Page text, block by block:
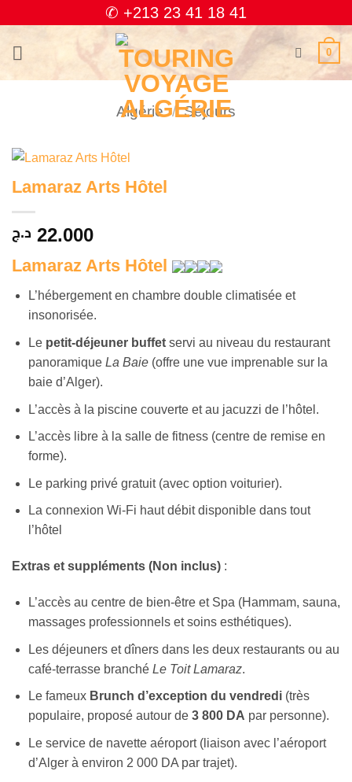
au
contenu
✆ +213 23 41 18 41
0
Algérie / Séjours
Lamaraz Arts Hôtel
22.000 د.ج
Lamaraz Arts Hôtel
L’hébergement en chambre double climatisée et
insonorisée.
Le petit-déjeuner buffetservi au niveau du restaurant
panoramique La Baie(offre une vue imprenable sur la
baie d’Alger).
L’accès à la piscine couverte et au jacuzzi de l’hôtel.
L’accès libre à la salle de fitness (centre de remise en
forme).
Le parking privé gratuit (avec option voiturier).
La connexion Wi-Fi haut débit disponible dans tout
l’hôtel
Extras et suppléments (Non inclus) :
L’accès au centre de bien-être et Spa (Hammam, sauna,
massages professionnels et soins esthétiques).
Les déjeuners et dîners dans les deux restaurants ou au
café-terrasse branché Le Toit Lamaraz.
Le fameux Brunch d’exception du vendredi(très
populaire, proposé autour de 3 800 DA par personne).
Le service de navette aéroport (liaison avec l’aéroport
d’Alger à environ 2 000 DA par trajet).